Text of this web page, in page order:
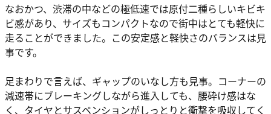
なおかつ、渋滞の中などの極低速では原付二種らしいキビキ
ビ感があり、サイズもコンパクトなので街中はとても軽快に
走ることができました。この安定感と軽快さのバランスは見
事です。
足まわりで言えば、ギャップのいなし方も見事。コーナーの
減速帯にブレーキングしながら進入しても、腰砕け感はな
く、タイヤとサスペンションがしっとりと衝撃を吸収してく